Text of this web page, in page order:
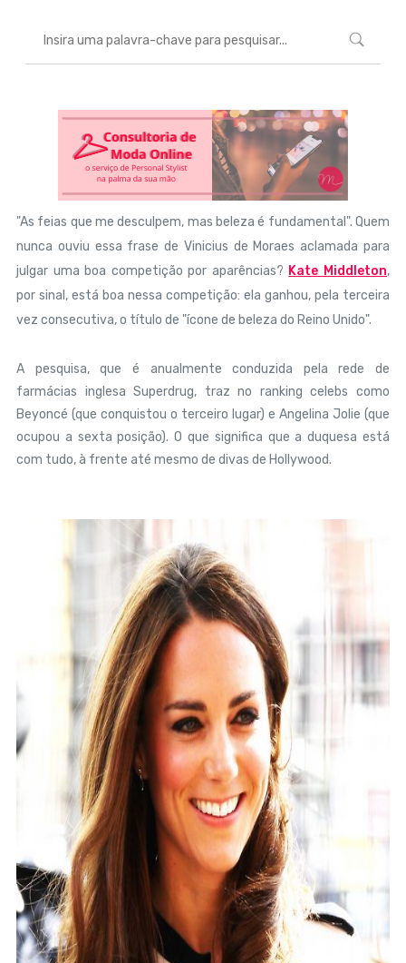
"As feias que me desculpem, mas beleza é fundamental". Quem
nunca ouviu essa frase de Vinicius de Moraes aclamada para
julgar uma boa competição por aparências? Kate Middleton,
por sinal, está boa nessa competição: ela ganhou, pela terceira
vez consecutiva, o título de "ícone de beleza do Reino Unido".
A pesquisa, que é anualmente conduzida pela rede de
farmácias inglesa Superdrug, traz no ranking celebs como
Beyoncé (que conquistou o terceiro lugar) e Angelina Jolie (que
ocupou a sexta posição). O que significa que a duquesa está
com tudo, à frente até mesmo de divas de Hollywood.